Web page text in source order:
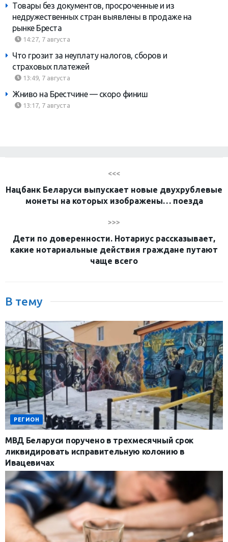
Товары без документов, просроченные и из
недружественных стран выявлены в продаже на
рынке Бреста
14:27, 7 августа
Что грозит за неуплату налогов, сборов и
страховых платежей
13:49, 7 августа
Жниво на Брестчине — скоро финиш
13:17, 7 августа
<<<
Нацбанк Беларуси выпускает новые двухрублевые
монеты на которых изображены… поезда
>>>
Дети по доверенности. Нотариус рассказывает,
какие нотариальные действия граждане путают
чаще всего
В тему
РЕГИОН
МВД Беларуси поручено в трехмесячный срок
ликвидировать исправительную колонию в
Ивацевичах